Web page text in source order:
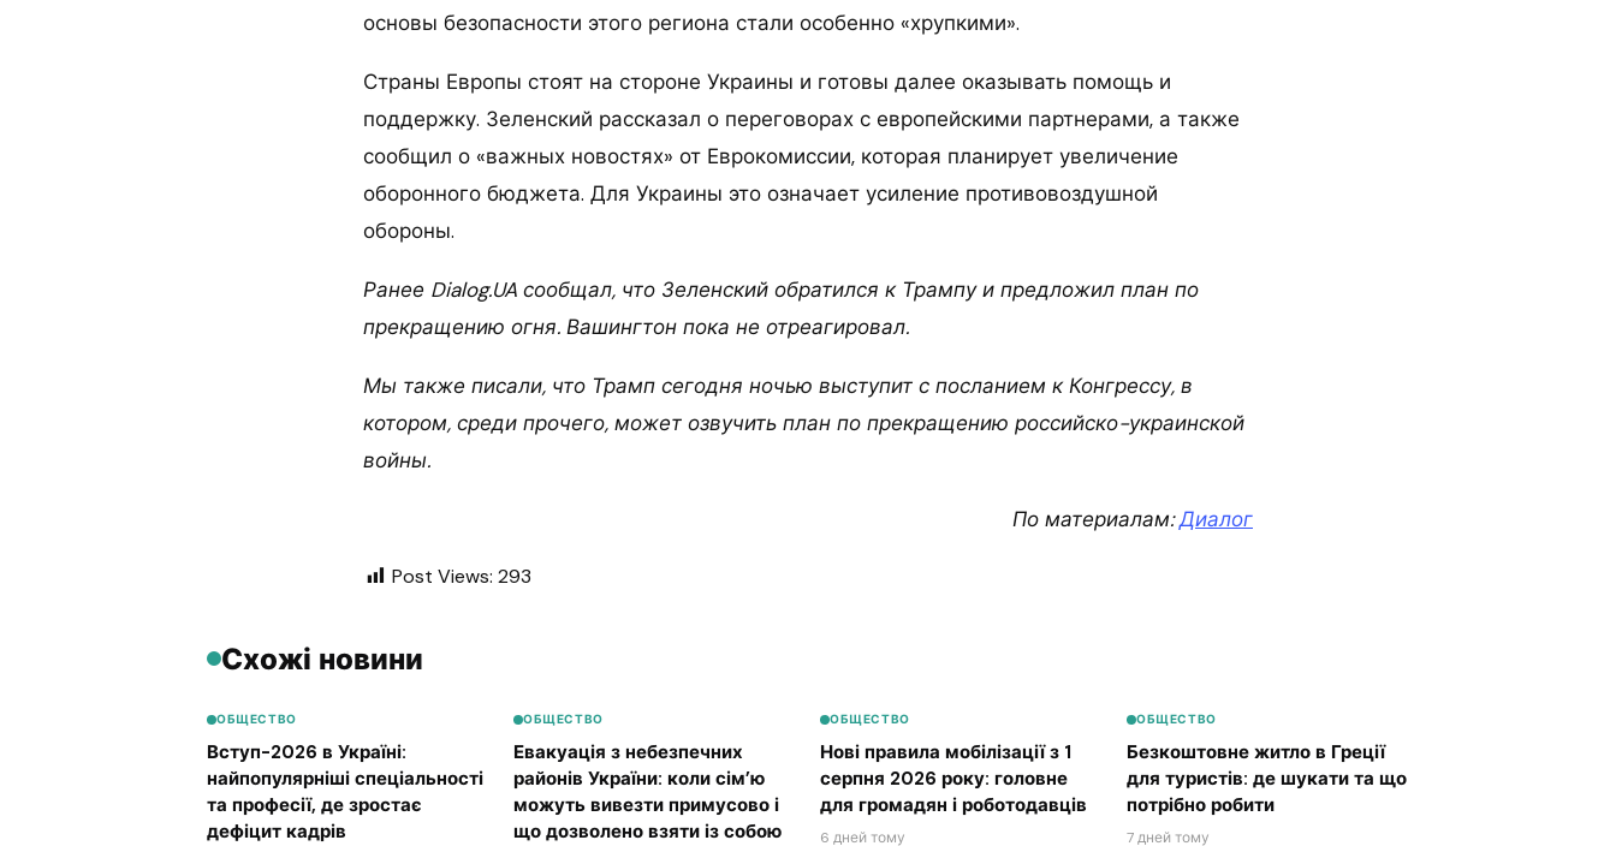
основы безопасности этого региона стали особенно «хрупкими».
Страны Европы стоят на стороне Украины и готовы далее оказывать помощь и
поддержку. Зеленский рассказал о переговорах с европейскими партнерами, а также
сообщил о «важных новостях» от Еврокомиссии, которая планирует увеличение
оборонного бюджета. Для Украины это означает усиление противовоздушной
обороны.
Ранее Dialog.UA сообщал, что Зеленский обратился к Трампу и предложил план по
прекращению огня. Вашингтон пока не отреагировал.
Мы также писали, что Трамп сегодня ночью выступит с посланием к Конгрессу, в
котором, среди прочего, может озвучить план по прекращению российско-украинской
войны.
По материалам:Диалог
Post Views: 293
Схожі новини
ОБЩЕСТВО
Вступ-2026 в Україні:
найпопулярніші спеціальності
та професії, де зростає
дефіцит кадрів
ОБЩЕСТВО
Евакуація з небезпечних
районів України: коли сім’ю
можуть вивезти примусово і
що дозволено взяти із собою
ОБЩЕСТВО
Нові правила мобілізації з 1
серпня 2026 року: головне
для громадян і роботодавців
6 дней тому
ОБЩЕСТВО
Безкоштовне житло в Греції
для туристів: де шукати та що
потрібно робити
7 дней тому